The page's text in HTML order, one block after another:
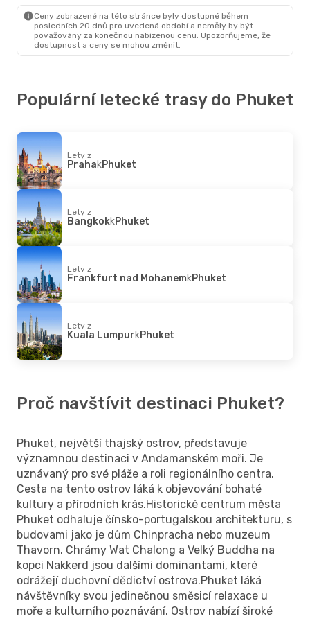
Ceny zobrazené na této stránce byly dostupné během
posledních 20 dnů pro uvedená období a neměly by být
považovány za konečnou nabízenou cenu. Upozorňujeme, že
dostupnost a ceny se mohou změnit.
Populární letecké trasy do Phuket
Lety z
PrahakPhuket
Lety z
BangkokkPhuket
Lety z
Frankfurt nad MohanemkPhuket
Lety z
Kuala LumpurkPhuket
Proč navštívit destinaci Phuket?
Phuket, největší thajský ostrov, představuje
významnou destinaci v Andamanském moři. Je
uznávaný pro své pláže a roli regionálního centra.
Cesta na tento ostrov láká k objevování bohaté
kultury a přírodních krás.Historické centrum města
Phuket odhaluje čínsko-portugalskou architekturu, s
budovami jako je dům Chinpracha nebo muzeum
Thavorn. Chrámy Wat Chalong a Velký Buddha na
kopci Nakkerd jsou dalšími dominantami, které
odrážejí duchovní dědictví ostrova.Phuket láká
návštěvníky svou jedinečnou směsicí relaxace u
moře a kulturního poznávání. Ostrov nabízí široké